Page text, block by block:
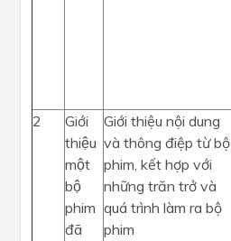
2
Giới
thiệu
một
bộ
phim
đã
Giới thiệu nội dung
và thông điệp từ bộ
phim, kết hợp với
những trăn trở và
quá trình làm ra bộ
phim